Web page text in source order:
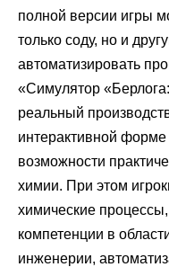
полной версии игры
только соду, но и
автоматизировать
«Симулятор
реальный
интерактивной
возможности
химии. При этом
химические
компетенции в
инженерии,